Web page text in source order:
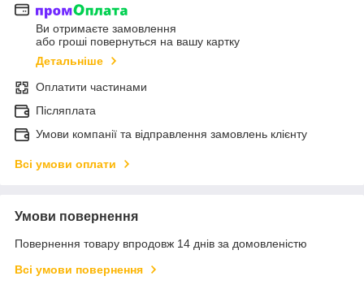
Ви отримаєте замовлення
або гроші повернуться на вашу картку
Детальніше
Оплатити частинами
Післяплата
Умови компанії та відправлення замовлень клієнту
Всі умови оплати
Умови повернення
Повернення товару впродовж 14 днів за домовленістю
Всі умови повернення